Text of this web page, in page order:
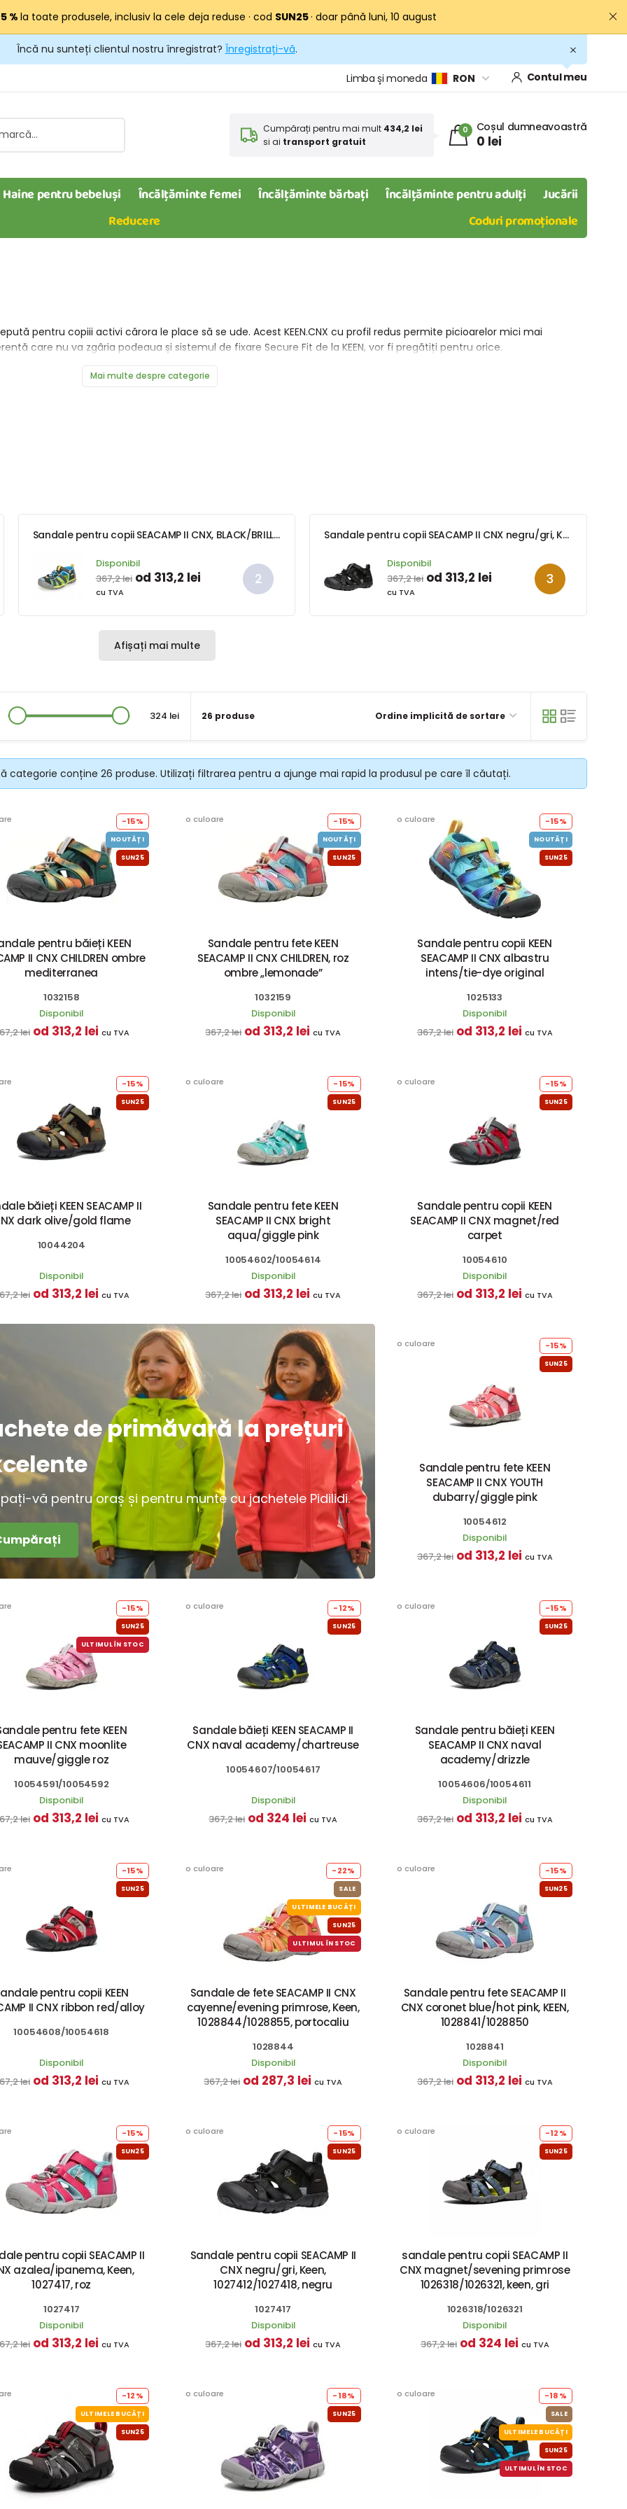
% la toate produsele, inclusiv la cele deja reduse · cod SUN25· doar până luni, 10 august
Încă nu sunteți clientul nostru înregistrat? Înregistrați-vă.
Limba și moneda RON Contul meu
Cumpărați pentru mai mult 434,2 lei
si ai transport gratuit
0 Coșul dumneavoastră
0 lei
Haine pentru bebeluși Încălțăminte femei Încălțăminte bărbați Încălțăminte pentru adulți
Jucării
Reducere Coduri promoționale
pentru copiii activi cărora le place să se ude. Acest KEEN.CNX cu profil redus permite picioarelor mici mai
care nu va zgâria podeaua și sistemul de fixare Secure Fit de la KEEN, vor fi pregătiți pentru orice.
Mai multe despre categorie
Sandale pentru copii SEACAMP II CNX, BLACK/BRILLIANT BLUE, keen, 1022984/1022969, negru
Disponibil
367,2 lei od 313,2 lei
cu TVA
Sandale pentru copii SEACAMP II CNX negru/gri, Keen, 1027412/1027418, negru
Disponibil
367,2 lei od 313,2 lei
cu TVA
Afișați mai multe
26 produse Ordine implicită de sortare
324 lei
categorie conține 26 produse. Utilizați filtrarea pentru a ajunge mai rapid la produsul pe care îl căutați.
-15%
NOUTĂȚI
SUN25
pentru băieți KEEN
II CNX CHILDREN ombre
mediterranea
1032158
Disponibil
lei od 313,2 lei cu TVA
o culoare -15%
NOUTĂȚI
SUN25
Sandale pentru fete KEEN
SEACAMP II CNX CHILDREN, roz
ombre „lemonade”
1032159
Disponibil
367,2 lei od 313,2 lei cu TVA
o culoare -15%
NOUTĂȚI
SUN25
Sandale pentru copii KEEN
SEACAMP II CNX albastru
intens/tie-dye original
1025133
Disponibil
367,2 lei od 313,2 lei cu TVA
-15%
SUN25
băieți KEEN SEACAMP II
dark olive/gold flame
10044204
Disponibil
lei od 313,2 lei cu TVA
o culoare -15%
SUN25
Sandale pentru fete KEEN
SEACAMP II CNX bright
aqua/giggle pink
10054602/10054614
Disponibil
367,2 lei od 313,2 lei cu TVA
o culoare -15%
SUN25
Sandale pentru copii KEEN
SEACAMP II CNX magnet/red
carpet
10054610
Disponibil
367,2 lei od 313,2 lei cu TVA
de primăvară la prețuri
vă pentru oraș și pentru munte cu jachetele Pidilidi.
o culoare -15%
SUN25
Sandale pentru fete KEEN
SEACAMP II CNX YOUTH
dubarry/giggle pink
10054612
Disponibil
367,2 lei od 313,2 lei cu TVA
-15%
SUN25
ULTIMUL ÎN STOC
pentru fete KEEN
II CNX moonlite
mauve/giggle roz
10054591/10054592
Disponibil
lei od 313,2 lei cu TVA
o culoare -12%
SUN25
Sandale băieți KEEN SEACAMP II
CNX naval academy/chartreuse
10054607/10054617
Disponibil
367,2 lei od 324 lei cu TVA
o culoare -15%
SUN25
Sandale pentru băieți KEEN
SEACAMP II CNX naval
academy/drizzle
10054606/10054611
Disponibil
367,2 lei od 313,2 lei cu TVA
-15%
SUN25
pentru copii KEEN
II CNX ribbon red/alloy
10054608/10054618
Disponibil
lei od 313,2 lei cu TVA
o culoare -22%
SALE
ULTIMELE BUCĂȚI
SUN25
ULTIMUL ÎN STOC
Sandale de fete SEACAMP II CNX
cayenne/evening primrose, Keen,
1028844/1028855, portocaliu
1028844
Disponibil
367,2 lei od 287,3 lei cu TVA
o culoare -15%
SUN25
Sandale pentru fete SEACAMP II
CNX coronet blue/hot pink, KEEN,
1028841/1028850
1028841
Disponibil
367,2 lei od 313,2 lei cu TVA
-15%
SUN25
pentru copii SEACAMP II
azalea/ipanema, Keen,
1027417, roz
1027417
Disponibil
lei od 313,2 lei cu TVA
o culoare -15%
SUN25
Sandale pentru copii SEACAMP II
CNX negru/gri, Keen,
1027412/1027418, negru
1027417
Disponibil
367,2 lei od 313,2 lei cu TVA
o culoare -12%
SUN25
sandale pentru copii SEACAMP II
CNX magnet/sevening primrose
1026318/1026321, keen, gri
1026318/1026321
Disponibil
367,2 lei od 324 lei cu TVA
-12%
ULTIMELE BUCĂȚI
SUN25
o culoare -18%
SUN25
o culoare -18%
SALE
ULTIMELE BUCĂȚI
SUN25
ULTIMUL ÎN STOC